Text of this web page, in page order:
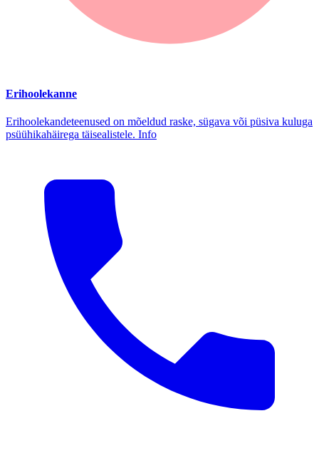
Erihoolekanne
Erihoolekandeteenused on mõeldud raske, sügava või püsiva kuluga
psüühikahäirega täisealistele. Info